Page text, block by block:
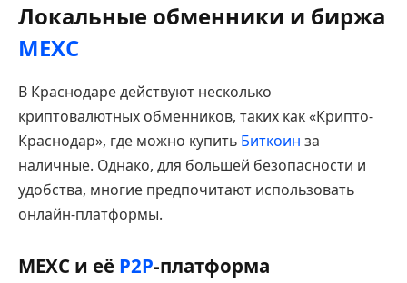
Локальные обменники и биржа
MEXC
В Краснодаре действуют несколько
криптовалютных обменников, таких как «Крипто-
Краснодар», где можно купить Биткоин за
наличные. Однако, для большей безопасности и
удобства, многие предпочитают использовать
онлайн-платформы.
MEXC и её P2P-платформа